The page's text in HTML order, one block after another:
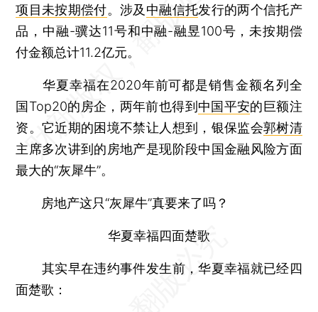
项目未按期偿付。涉及 中融信托发行的两个信托产
品，中融-骥达11号和中融-融昱100号，未按期偿
付金额总计11.2亿元。
华夏幸福在2020年前可都是销售金额名列全
国Top20的房企，两年前也得到 中国平安的巨额注
资。它近期的困境不禁让人想到，银保监会郭树清
主席多次讲到的房地产是现阶段中国金融风险方面
最大的“灰犀牛”。
房地产这只“灰犀牛”真要来了吗？
华夏幸福四面楚歌
其实早在违约事件发生前，华夏幸福就已经四
面楚歌：